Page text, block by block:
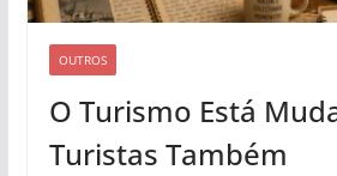
OUTROS
O Turismo Está
Turistas Também